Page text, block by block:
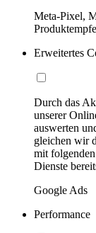
Meta-Pixel,
Erweitertes
Durch das
unserer
auswerten
gleichen wir
mit
Dienste
Google Ads
Performance